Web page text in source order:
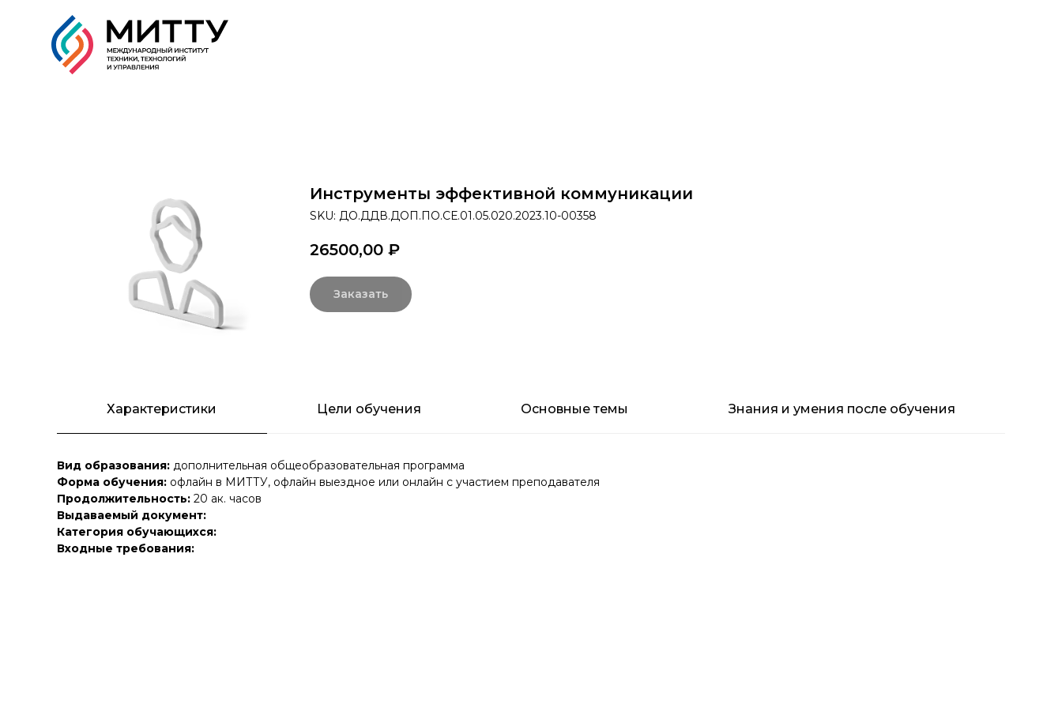
Инструменты эффективной коммуникации
SKU: ДО.ДДВ.ДОП.ПО.СЕ.01.05.020.2023.10-00358
26500,00 ₽
Заказать
Характеристики Цели обучения Основные темы Знания и умения после обучения
Вид образования: дополнительная общеобразовательная программа
Форма обучения: офлайн в МИТТУ, офлайн выездное или онлайн с участием преподавателя
Продолжительность: 20 ак. часов
Выдаваемый документ:
Категория обучающихся:
Входные требования: